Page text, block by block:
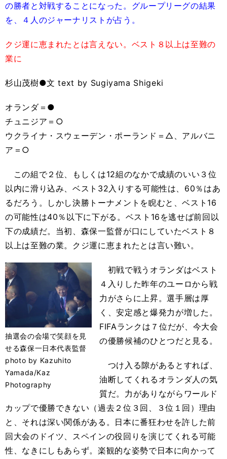
の勝者と対戦することになった。グループリーグの結果
を、４人のジャーナリストが占う。
クジ運に恵まれたとは言えない。ベスト８以上は至難の
業に
杉山茂樹●文 text by Sugiyama Shigeki
オランダ＝●
チュニジア＝○
ウクライナ・スウェーデン・ポーランド＝△、アルバニ
ア＝○
この組で２位、もしくは12組のなかで成績のいい３位
以内に滑り込み、ベスト32入りする可能性は、60％はあ
るだろう。しかし決勝トーナメントを睨むと、ベスト16
の可能性は40％以下に下がる。ベスト16を逃せば前回以
下の成績だ。当初、森保一監督が口にしていたベスト８
以上は至難の業。クジ運に恵まれたとは言い難い。
抽選会の会場で笑顔を見
せる森保一日本代表監督
photo by Kazuhito
Yamada/Kaz
Photography
初戦で戦うオランダはベスト
４入りした昨年のユーロから戦
力がさらに上昇。選手層は厚
く、安定感と爆発力が増した。
FIFAランクは７位だが、今大会
の優勝候補のひとつだと見る。
つけ入る隙があるとすれば、
油断してくれるオランダ人の気
質だ。力がありながらワールド
カップで優勝できない（過去２位３回、３位１回）理由
と、それは深い関係がある。日本に番狂わせを許した前
回大会のドイツ、スペインの役回りを演じてくれる可能
性、なきにしもあらず。楽観的な姿勢で日本に向かって